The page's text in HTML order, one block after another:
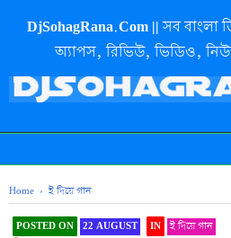
DjSohagRana.Com || সব বাংলা
অ্যাপস, রিভিউ, ভিডিও,
Home ›ই দিয়ে গান
POSTED ON 22 AUGUST IN ই দিয়ে গান